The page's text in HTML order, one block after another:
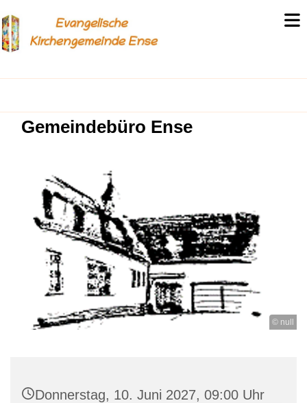
Gemeindebüro Ense
© null
Donnerstag, 10. Juni 2027, 09:00 Uhr